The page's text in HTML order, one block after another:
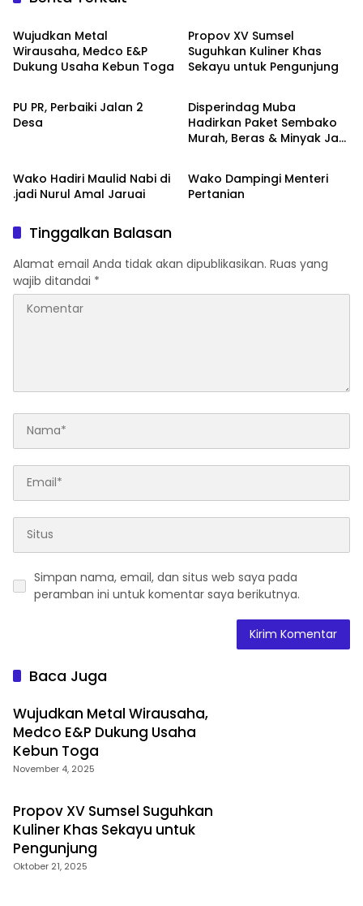
Wujudkan Metal
Wirausaha, Medco E&P
Dukung Usaha Kebun Toga
Propov XV Sumsel
Suguhkan Kuliner Khas
Sekayu untuk Pengunjung
Musi Banyuasin
PU PR, Perbaiki Jalan 2
Desa
Musi Banyuasin
Disperindag Muba
Hadirkan Paket Sembako
Murah, Beras & Minyak Jadi
Wako Hadiri Maulid Nabi di
.jadi Nurul Amal Jaruai
Musi Banyuasin
Wako Dampingi Menteri
Pertanian
Tinggalkan Balasan
Alamat email Anda tidak akan dipublikasikan. Ruas yang
wajib ditandai *
Simpan nama, email, dan situs web saya pada
peramban ini untuk komentar saya berikutnya.
Baca Juga
Wujudkan Metal Wirausaha,
Medco E&P Dukung Usaha
Kebun Toga
November 4, 2025
Propov XV Sumsel Suguhkan
Kuliner Khas Sekayu untuk
Pengunjung
Oktober 21, 2025